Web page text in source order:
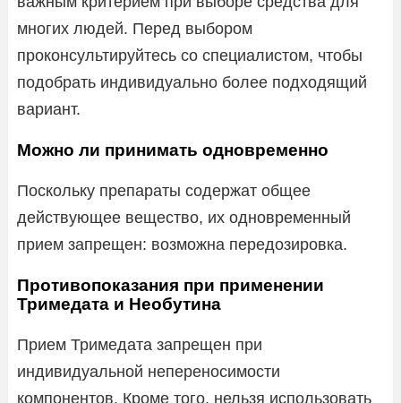
многих людей. Перед выбором
проконсультируйтесь со специалистом, чтобы
подобрать индивидуально более подходящий
вариант.
Можно ли принимать одновременно
Поскольку препараты содержат общее
действующее вещество, их одновременный
прием запрещен: возможна передозировка.
Противопоказания при применении
Тримедата и Необутина
Прием Тримедата запрещен при
индивидуальной непереносимости
компонентов. Кроме того, нельзя использовать